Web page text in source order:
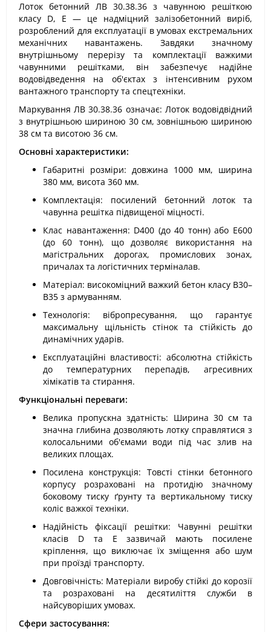
Лоток бетонний ЛВ 30.38.36 з чавунною решіткою
класу D, E — це надміцний залізобетонний виріб,
розроблений для експлуатації в умовах екстремальних
механічних навантажень. Завдяки значному
внутрішньому перерізу та комплектації важкими
чавунними решітками, він забезпечує надійне
водовідведення на об'єктах з інтенсивним рухом
вантажного транспорту та спецтехніки.
Маркування ЛВ 30.38.36 означає: Лоток водовідвідний
з внутрішньою шириною 30 см, зовнішньою шириною
38 см та висотою 36 см.
Основні характеристики:
Габаритні розміри: довжина 1000 мм, ширина
380 мм, висота 360 мм.
Комплектація: посилений бетонний лоток та
чавунна решітка підвищеної міцності.
Клас навантаження: D400 (до 40 тонн) або E600
(до 60 тонн), що дозволяє використання на
магістральних дорогах, промислових зонах,
причалах та логістичних терміналав.
Матеріал: високоміцний важкий бетон класу В30–
В35 з армуванням.
Технологія: вібропресування, що гарантує
максимальну щільність стінок та стійкість до
динамічних ударів.
Експлуатаційні властивості: абсолютна стійкість
до температурних перепадів, агресивних
хімікатів та стирання.
Функціональні переваги:
Велика пропускна здатність: Ширина 30 см та
значна глибина дозволяють лотку справлятися з
колосальними об'ємами води під час злив на
великих площах.
Посилена конструкція: Товсті стінки бетонного
корпусу розраховані на протидію значному
боковому тиску ґрунту та вертикальному тиску
коліс важкої техніки.
Надійність фіксації решітки: Чавунні решітки
класів D та E зазвичай мають посилене
кріплення, що виключає їх зміщення або шум
при проїзді транспорту.
Довговічність: Матеріали виробу стійкі до корозії
та розраховані на десятиліття служби в
найсуворіших умовах.
Сфери застосування: